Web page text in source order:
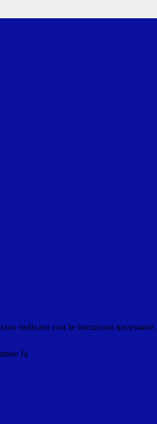
indicato con le istruzioni necessarie.
la